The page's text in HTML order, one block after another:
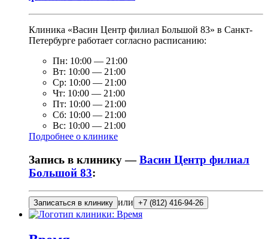
Клиника «Васин Центр филиал Большой 83» в Санкт-
Петербурге работает согласно расписанию:
Пн: 10:00 — 21:00
Вт: 10:00 — 21:00
Ср: 10:00 — 21:00
Чт: 10:00 — 21:00
Пт: 10:00 — 21:00
Сб: 10:00 — 21:00
Вс: 10:00 — 21:00
Подробнее о клинике
Запись в клинику —Васин Центр филиал
Большой 83:
Записаться в клинику или +7 (812) 416-94-26